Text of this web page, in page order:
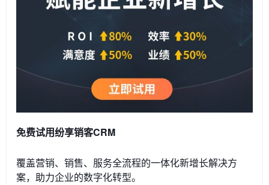
免费试用纷享销客CRM
覆盖营销、销售、服务全流程的一体化新增长解决方
案，助力企业的数字化转型。